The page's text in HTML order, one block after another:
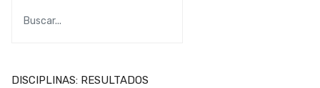
DISCIPLINAS: RESULTADOS